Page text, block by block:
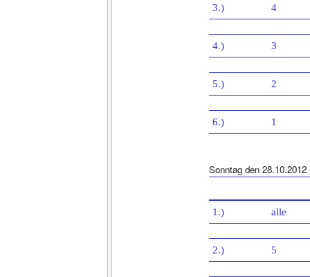
3.) 4
4.) 3
5.) 2
6.) 1
Sonntag den 28.10.2012
1.) alle
2.) 5